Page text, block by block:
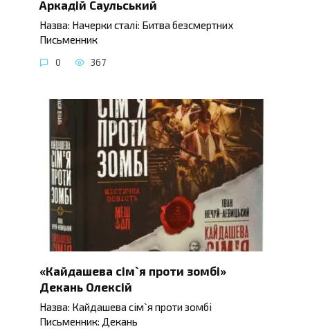
Аркадій Саульський
Назва: Начерки сталі: Битва безсмертних
Письменник
0 367
«Кайдашева сім`я проти зомбі»
Декань Олексій
Назва: Кайдашева сім`я проти зомбі
Письменник: Декань